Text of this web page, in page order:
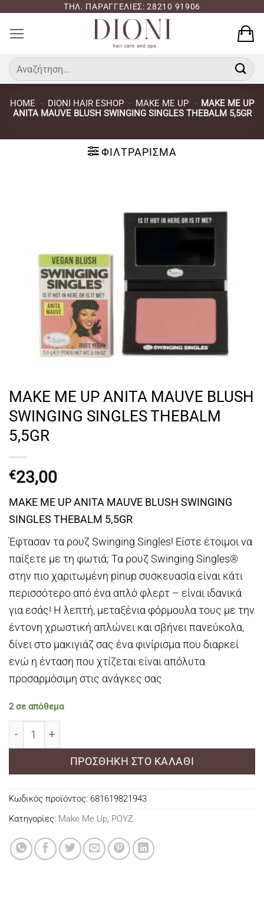
περιεχόμενο
ΤΗΛ. ΠΑΡΑΓΓΕΛΙΕΣ: 28210 91906
Αναζήτηση
για:
HOME - DIONI HAIR ESHOP - MAKE ME UP - MAKE ME UP
ANITA MAUVE BLUSH SWINGING SINGLES THEBALM 5,5GR
ΦΙΛΤΡΆΡΙΣΜΑ
MAKE ME UP ANITA MAUVE BLUSH
SWINGING SINGLES THEBALM
5,5GR
€23,00
MAKE ME UP ANITA MAUVE BLUSH SWINGING
SINGLES THEBALM 5,5GR
Έφτασαν τα ρουζ Swinging Singles! Είστε έτοιμοι να
παίξετε με τη φωτιά; Τα ρουζ Swinging Singles®
στην πιο χαριτωμένη pinup συσκευασία είναι κάτι
περισσότερο από ένα απλό φλερτ – είναι ιδανικά
για εσάς! Η λεπτή, μεταξένια φόρμουλα τους με την
έντονη χρωστική απλώνει και σβήνει πανεύκολα,
δίνει στο μακιγιάζ σας ένα φινίρισμα που διαρκεί
ενώ η ένταση που χτίζεται είναι απόλυτα
προσαρμόσιμη στις ανάγκες σας
2 σε απόθεμα
ΠΡΟΣΘΉΚΗ ΣΤΟ ΚΑΛΆΘΙ
Κωδικός προϊόντος: 681619821943
Κατηγορίες: Make Me Up, ΡΟΥΖ